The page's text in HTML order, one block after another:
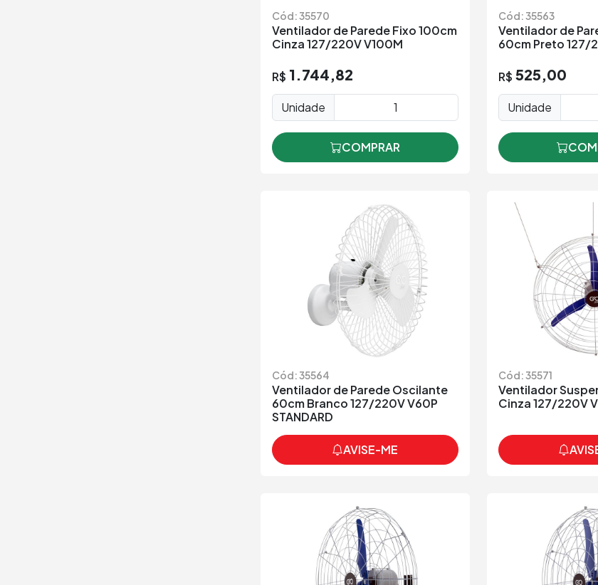
Cód: 35570
Ventilador de Parede Fixo 100cm
Cinza 127/220V V100M
R$ 1.744,82
Unidade
COMPRAR
Cód: 35563
Ventilador de
60cm Preto 127/
R$ 525,00
Unidade
Cód: 35564
Ventilador de Parede Oscilante
60cm Branco 127/220V V60P
STANDARD
AVISE-ME
Cód: 35571
Ventilador
Cinza 127/220V